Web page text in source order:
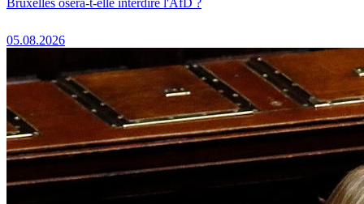
Bruxelles osera-t-elle interdire l'AfD ?
05.08.2026